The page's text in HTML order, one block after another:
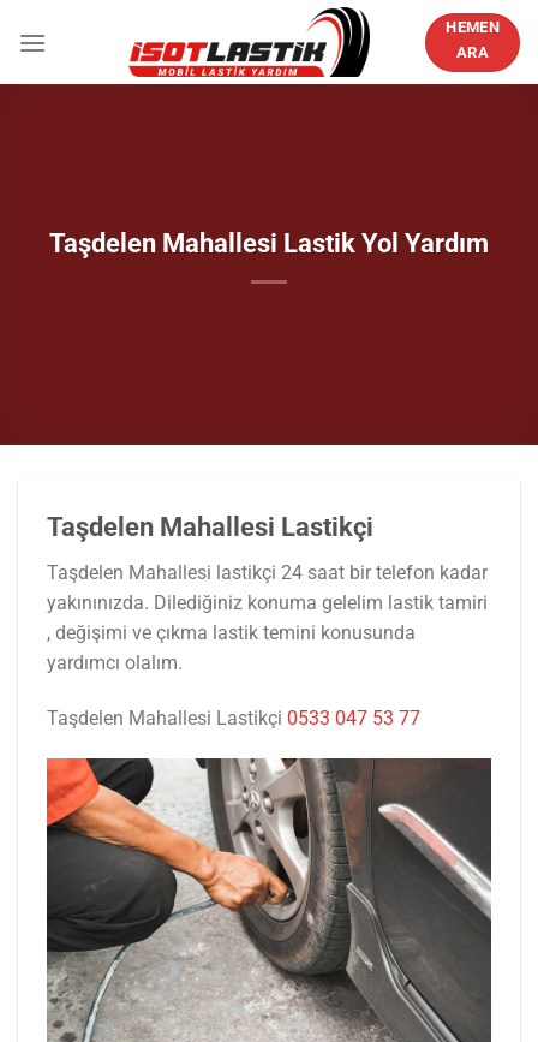
atla
HEMEN
ARA
Taşdelen Mahallesi Lastik Yol Yardım
Taşdelen Mahallesi Lastikçi
Taşdelen Mahallesi lastikçi 24 saat bir telefon kadar
yakınınızda. Dilediğiniz konuma gelelim lastik tamiri
, değişimi ve çıkma lastik temini konusunda
yardımcı olalım.
Taşdelen Mahallesi Lastikçi 0533 047 53 77